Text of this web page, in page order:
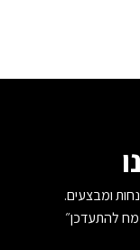
ומבצעים.
להתעדכן״